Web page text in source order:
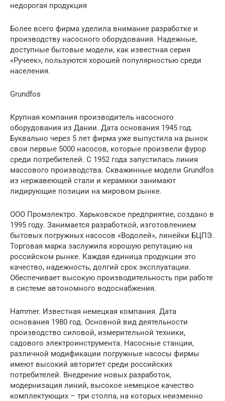
недорогая продукция
Более всего фирма уделила внимание разработке и
производству насосного оборудования. Надежные,
доступные бытовые модели, как известная серия
«Ручеек», пользуются хорошей популярностью среди
населения.
Grundfos
Крупная компания производитель насосного
оборудования из Дании. Дата основания 1945 год.
Буквально через 5 лет фирма уже выпустила на рынок
свои первые 5000 насосов, которые произвели фурор
среди потребителей. С 1952 года запустилась линия
массового производства. Скважинные модели Grundfos
из нержавеющей стали и керамики занимают
лидирующие позиции на мировом рынке.
ООО Промэлектро. Харьковское предприятие, создано в
1995 году. Занимается разработкой, изготовлением
бытовых погружных насосов «Водолей», линейки БЦПЭ.
Торговая марка заслужила хорошую репутацию на
российском рынке. Каждая единица продукции это
качество, надежность, долгий срок эксплуатации.
Обеспечивает высокую производительность при работе
в системе автономного водоснабжения.
Hammer. Известная немецкая компания. Дата
основания 1980 год. Основной вид деятельности
производство силовой, измерительной техники,
садового электроинструмента. Насосные станции,
различной модификации погружные насосы фирмы
имеют высокий авторитет среди российских
потребителей. Внедрение новых разработок,
модернизация линий, высокое немецкое качество
комплектующих – три столпа, на которых неизменно